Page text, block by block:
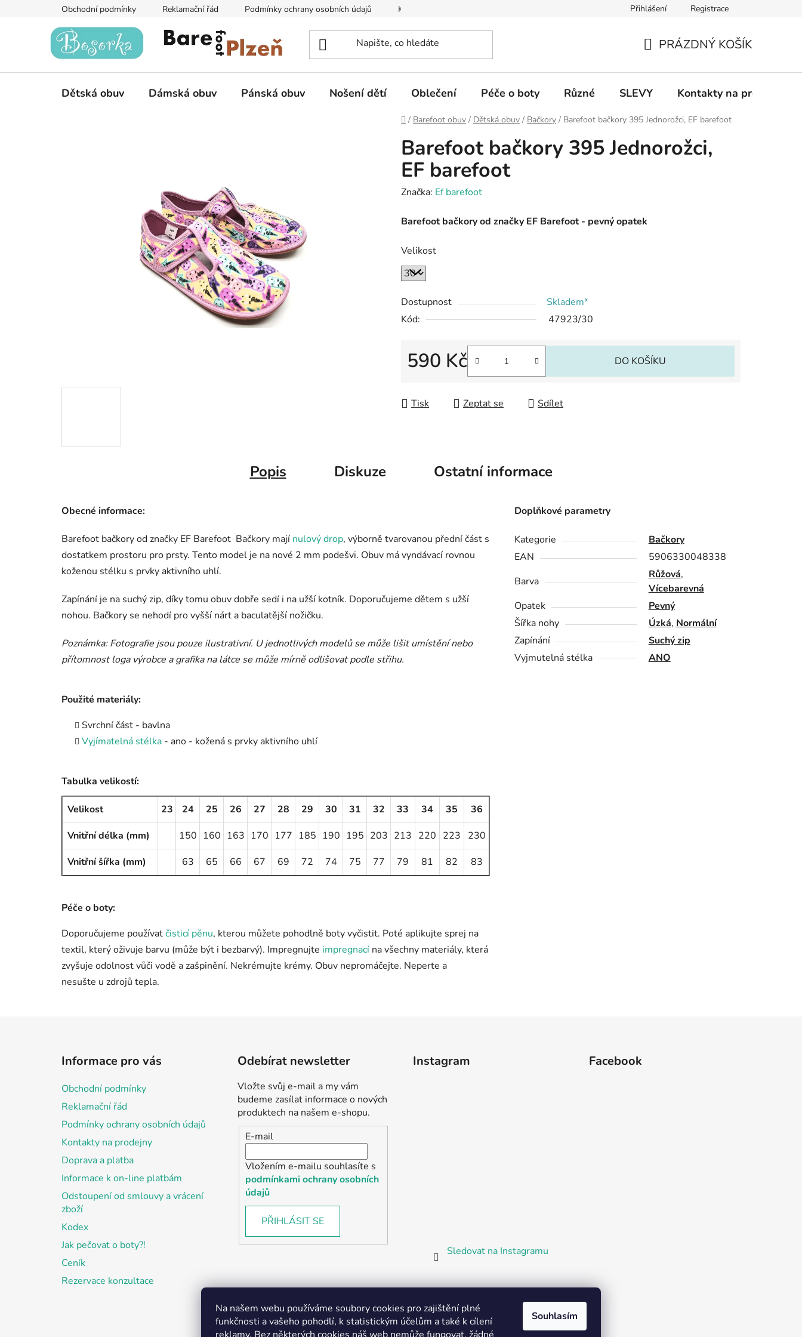
Na našem webu používáme soubory cookies pro zajištění plné
funkčnosti a vašeho pohodlí, k statistickým účelům a také k cílení
Souhlasím
Obchodní podmínky Reklamační řád Podmínky ochrany osobních údajů Kontakty na prodejny Informace k on-line platbám Odstoupení od
Přihlášení Registrace
KOŠÍK
PRÁZDNÝ KOŠÍK
Dětská obuv Dámská obuv Pánská obuv Nošení dětí Oblečení Péče o boty Různé SLEVY Kontakty na prodejny
Domů
/ Barefoot obuv / Dětská obuv / Bačkory / Barefoot bačkory 395 Jednorožci, EF barefoot
Barefoot bačkory 395 Jednorožci,
EF barefoot
Značka: Ef barefoot
Barefoot bačkory od značky EF Barefoot - pevný opatek
Velikost
Dostupnost
Skladem*
Kód:
47923/30
590 Kč DO KOŠÍKU
Tisk Zeptat se Sdílet
Popis Diskuze Ostatní informace
Obecné informace:
Barefoot bačkory od značky EF Barefoot Bačkory mají nulový drop, výborně tvarovanou přední část s
dostatkem prostoru pro prsty. Tento model je na nové 2 mm podešvi. Obuv má vyndávací rovnou
koženou stélku s prvky aktivního uhlí.
Zapínání je na suchý zip, díky tomu obuv dobře sedí i na užší kotník. Doporučujeme dětem s užší
nohou. Bačkory se nehodí pro vyšší nárt a baculatější nožičku.
Poznámka: Fotografie jsou pouze ilustrativní. U jednotlivých modelů se může lišit umístění nebo
přítomnost loga výrobce a grafika na látce se může mírně odlišovat podle střihu.
Použité materiály:
Svrchní část - bavlna
Vyjímatelná stélka - ano - kožená s prvky aktivního uhlí
Tabulka velikostí:
Velikost 23 24 25 26 27 28 29 30 31 32 33 34 35
36
Vnitřní délka (mm)
150 160 163 170 177 185 190 195 203 213 220 223
230
Vnitřní šířka (mm)
63 65 66 67 69 72 74 75 77 79 81 82 83
Péče o boty:
Doporučujeme používatčisticí pěnu, kterou můžete pohodlně boty vyčistit. Poté aplikujte sprej na
textil, který oživuje barvu (může být i bezbarvý). Impregnujte impregnací na všechny materiály, která
zvyšuje odolnost vůči vodě a zašpinění. Nekrémujte krémy. Obuv nepromáčejte. Neperte a
nesušte u zdrojů tepla.
Doplňkové parametry
Kategorie
Bačkory
EAN
5906330048338
Barva
Růžová,
Vícebarevná
Opatek
Pevný
Šířka nohy
Úzká, Normální
Zapínání
Suchý zip
Vyjmutelná stélka
ANO
Informace pro vás
Obchodní podmínky
Reklamační řád
Podmínky ochrany osobních údajů
Kontakty na prodejny
Doprava a platba
Informace k on-line platbám
Odstoupení od smlouvy a vrácení
zboží
Kodex
Jak pečovat o boty?!
Ceník
Rezervace konzultace
Odebírat newsletter
Vložte svůj e-mail a my vám
budeme zasílat informace o nových
produktech na našem e-shopu.
E-mail
Vložením e-mailu souhlasíte s
podmínkami ochrany osobních
údajů
PŘIHLÁSIT SE
Instagram
Sledovat na Instagramu
Facebook